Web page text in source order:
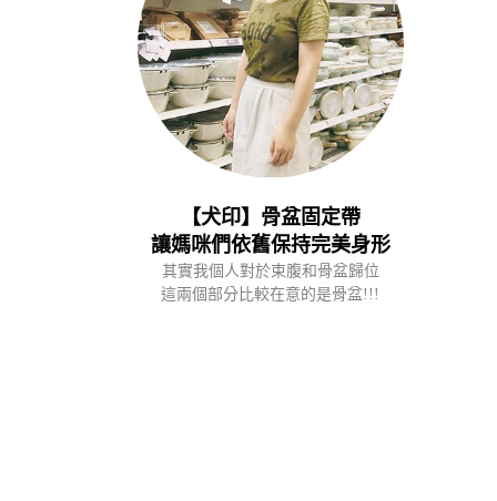
【犬印】骨盆固定帶
讓媽咪們依舊保持完美身形
其實我個人對於束腹和骨盆歸位
這兩個部分比較在意的是骨盆!!!